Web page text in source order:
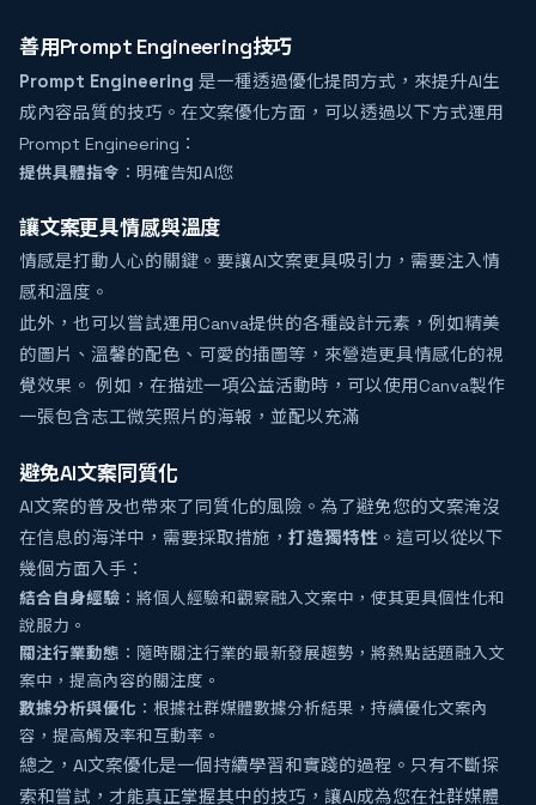
善用Prompt Engineering技巧
Prompt Engineering 是一種透過優化提問方式，來提升AI生
成內容品質的技巧。在文案優化方面，可以透過以下方式運用
Prompt Engineering：
提供具體指令 ：明確告知AI您
讓文案更具情感與溫度
情感是打動人心的關鍵。要讓AI文案更具吸引力，需要注入情
感和溫度。
此外，也可以嘗試運用Canva提供的各種設計元素，例如精美
的圖片、溫馨的配色、可愛的插圖等，來營造更具情感化的視
覺效果。 例如，在描述一項公益活動時，可以使用Canva製作
一張包含志工微笑照片的海報，並配以充滿
避免AI文案同質化
AI文案的普及也帶來了同質化的風險。為了避免您的文案淹沒
在信息的海洋中，需要採取措施， 打造獨特性 。這可以從以下
幾個方面入手：
結合自身經驗 ：將個人經驗和觀察融入文案中，使其更具個性化和
說服力。
關注行業動態 ：隨時關注行業的最新發展趨勢，將熱點話題融入文
案中，提高內容的關注度。
數據分析與優化 ：根據社群媒體數據分析結果，持續優化文案內
容，提高觸及率和互動率。
總之，AI文案優化是一個持續學習和實踐的過程。只有不斷探
索和嘗試，才能真正掌握其中的技巧，讓AI成為您在社群媒體